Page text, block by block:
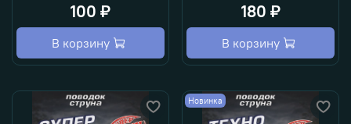
100 ₽
В корзину
180 ₽
В корзину
Новинка